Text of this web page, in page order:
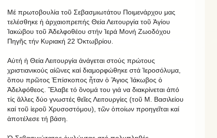
Μέ πρωτοβουλία τοῦ Σεβασμιωτάτου Ποιμενάρχου μας
τελέσθηκε ἡ ἀρχαιοπρεπής Θεία Λειτουργία τοῦ Ἁγίου
Ἰακώβου τοῦ Ἀδελφοθέου στήν Ἱερά Μονή Ζωοδόχου
Πηγῆς τήν Κυριακή 22 Ὀκτωβρίου.
Αὐτή ἡ Θεία Λειτουργία ἀνάγεται στούς πρώτους
χριστιανικούς αἰῶνες καί διαμορφώθηκε στά Ἱεροσόλυμα,
ὂπου πρῶτος Ἐπίσκοπος ἦταν ὁ Ἃγιος Ἰάκωβος ὁ
Ἀδελφόθεος. Ἒλαβε τό ὂνομά του γιά να διακρίνεται ἀπό
τίς ἂλλες δύο γνωστές θεῖες Λειτουργίες (τοῦ Μ. Βασιλείου
καί τοῦ ἱεροῦ Χρυσοστόμου), τῶν ὁποίων προηγεῖται καί
ἀποτέλεσε τή βάση.